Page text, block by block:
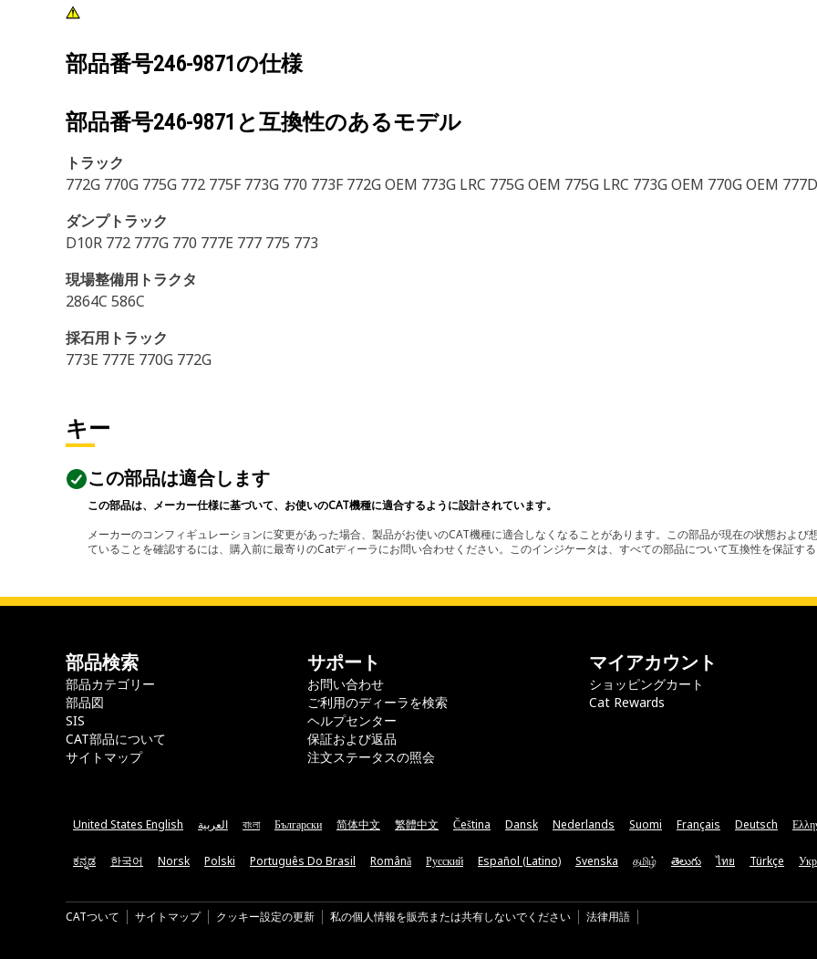
部品番号246-9871 の仕様
部品番号246-9871 と互換性のあるモデル
トラック
772G 770G 775G 772 775F 773G 770 773F 772G OEM 773G LRC 775G OEM 775G LRC 773G OEM 770G OEM
ダンプトラック
D10R 772 777G 770 777E 777 775 773
現場整備用トラクタ
2864C 586C
採石用トラック
773E 777E 770G 772G
キー
この部品は適合します
この部品は、メーカー仕様に基づいて、お使いのCAT機種に適合するように設計されています。
メーカーのコンフィギュレーションに変更があった場合、製品がお使いのCAT機種に適合しなくなることがあります。この部品が現在の状態およ
ていることを確認するには、購入前に最寄りのCatディーラにお問い合わせください。このインジケータは、すべての部品について互換性を保証す
部品検索
部品カテゴリー
部品図
SIS
CAT部品について
サイトマップ
サポート
お問い合わせ
ご利用のディーラを検索
ヘルプセンター
保証および返品
注文ステータスの照会
マイアカウント
ショッピングカート
Cat Rewards
United States English العربية বাংলা Български 简体中文 繁體中文 Čeština Dansk Nederlands Suomi Français Deutsch
ಕನ್ನಡ 한국어 Norsk Polski Português Do Brasil Română Русский Español (Latino) Svenska தமிழ் తెలుగు ไทย Türkçe
CATついて サイトマップ クッキー設定の更新 私の個人情報を販売または共有しないでください 法律用語